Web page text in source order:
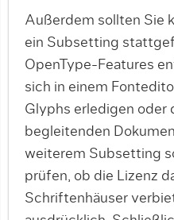
Außerdem sollten Sie
ein Subsetting
OpenType-Features
sich in ei­nem
Glyphs erledigen oder
begleitenden
weiterem Subsetting
prüfen, ob die Lizenz
Schriftenhäuser